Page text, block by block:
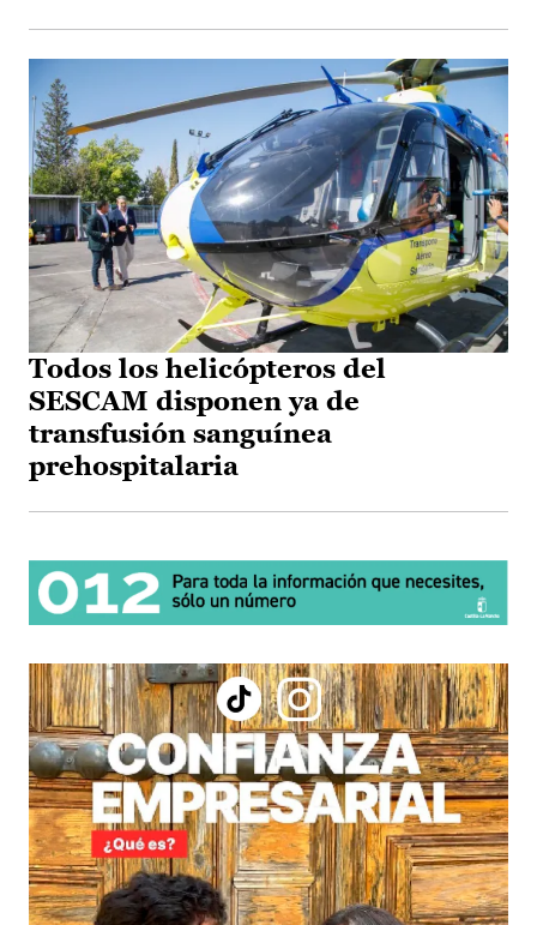
Todos los helicópteros del
SESCAM disponen ya de
transfusión sanguínea
prehospitalaria